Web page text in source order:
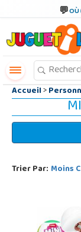
Accueil>
Trier Par: Moins